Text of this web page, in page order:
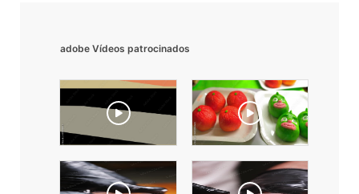
adobe Vídeos patrocinados